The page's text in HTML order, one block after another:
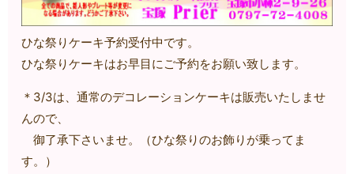
ひな祭りケーキ予約受付中です。
ひな祭りケーキはお早目にご予約をお願い致します。
＊3/3は、通常のデコレーションケーキは販売いたしませ
んので、
御了承下さいませ。（ひな祭りのお飾りが乗ってま
す。）